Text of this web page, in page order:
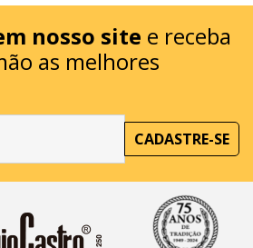
nosso site e receba
as melhores
CADASTRE-SE